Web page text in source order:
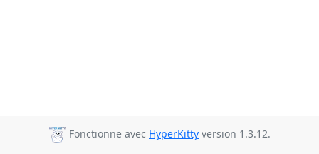
Fonctionne avec HyperKitty version 1.3.12.